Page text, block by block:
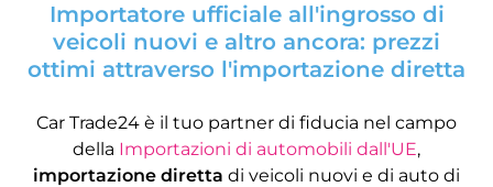
Importatore ufficiale all'ingrosso di
veicoli nuovi e altro ancora: prezzi
ottimi attraverso l'importazione diretta
Car Trade24 è il tuo partner di fiducia nel campo
della Importazioni di automobili dall'UE,
importazione diretta di veicoli nuovi e di auto di